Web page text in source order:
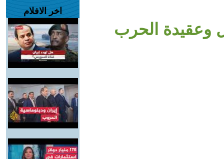
وعقيدة الحرب
اخر الافلام